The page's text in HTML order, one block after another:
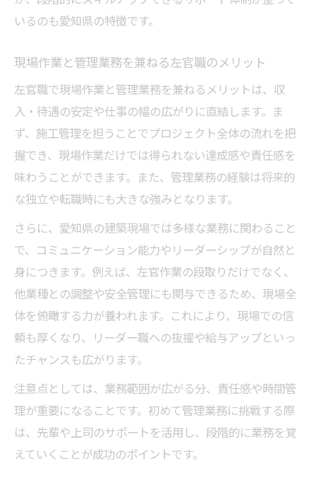
いるのも愛知県の特徴です。
現場作業と管理業務を兼ねる左官職のメリット
左官職で現場作業と管理業務を兼ねるメリットは、収
入・待遇の安定や仕事の幅の広がりに直結します。ま
ず、施工管理を担うことでプロジェクト全体の流れを把
握でき、現場作業だけでは得られない達成感や責任感を
味わうことができます。また、管理業務の経験は将来的
な独立や転職時にも大きな強みとなります。
さらに、愛知県の建築現場では多様な業務に関わること
で、コミュニケーション能力やリーダーシップが自然と
身につきます。例えば、左官作業の段取りだけでなく、
他業種との調整や安全管理にも関与できるため、現場全
体を俯瞰する力が養われます。これにより、現場での信
頼も厚くなり、リーダー職への抜擢や給与アップといっ
たチャンスも広がります。
注意点としては、業務範囲が広がる分、責任感や時間管
理が重要になることです。初めて管理業務に挑戦する際
は、先輩や上司のサポートを活用し、段階的に業務を覚
えていくことが成功のポイントです。